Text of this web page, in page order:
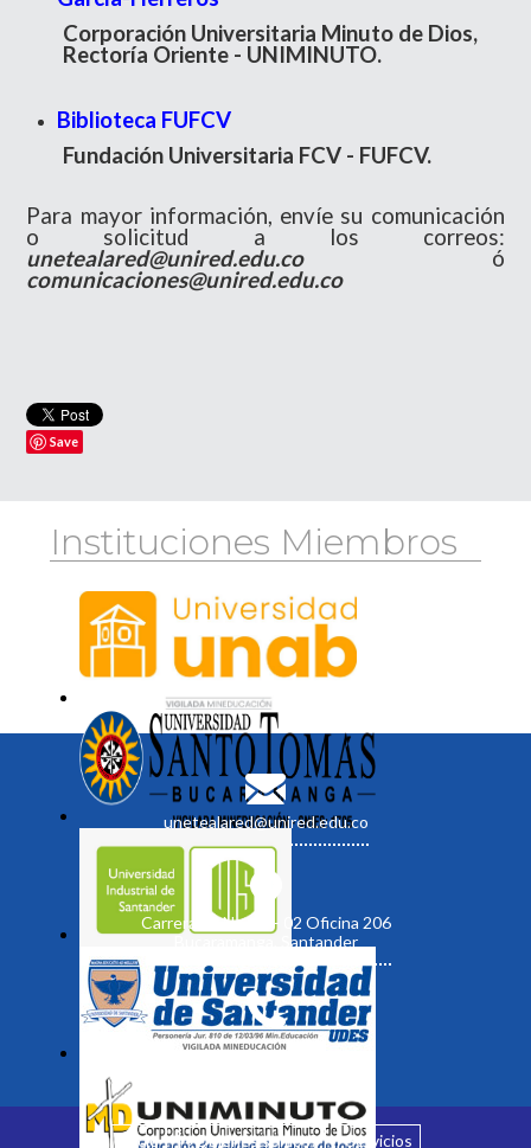
Corporación Universitaria Minuto de Dios,
Rectoría Oriente - UNIMINUTO.
Biblioteca FUFCV
Fundación Universitaria FCV - FUFCV.
Para mayor información, envíe su comunicación
o solicitud a los correos:
unetealared@unired.edu.coó
comunicaciones@unired.edu.co
Save
Instituciones Miembros
unetealared@unired.edu.co
Carrera 19 No. 35 - 02 Oficina 206
Bucaramanga, Santander
Inicio ¿Quiénes somos? Servicios